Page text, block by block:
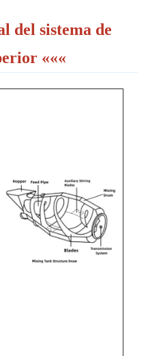
del sistema de
«««